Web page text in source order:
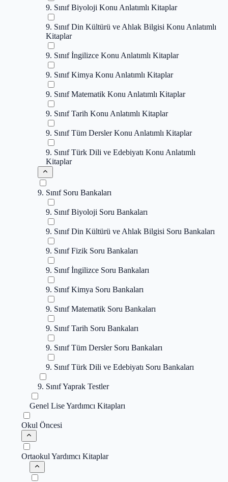
9. Sınıf Biyoloji Konu Anlatımlı Kitaplar
9. Sınıf Din Kültürü ve Ahlak Bilgisi Konu Anlatımlı
Kitaplar
9. Sınıf İngilizce Konu Anlatımlı Kitaplar
9. Sınıf Kimya Konu Anlatımlı Kitaplar
9. Sınıf Matematik Konu Anlatımlı Kitaplar
9. Sınıf Tarih Konu Anlatımlı Kitaplar
9. Sınıf Tüm Dersler Konu Anlatımlı Kitaplar
9. Sınıf Türk Dili ve Edebiyatı Konu Anlatımlı
Kitaplar
9. Sınıf Soru Bankaları
9. Sınıf Biyoloji Soru Bankaları
9. Sınıf Din Kültürü ve Ahlak Bilgisi Soru Bankaları
9. Sınıf Fizik Soru Bankaları
9. Sınıf İngilizce Soru Bankaları
9. Sınıf Kimya Soru Bankaları
9. Sınıf Matematik Soru Bankaları
9. Sınıf Tarih Soru Bankaları
9. Sınıf Tüm Dersler Soru Bankaları
9. Sınıf Türk Dili ve Edebiyatı Soru Bankaları
9. Sınıf Yaprak Testler
Genel Lise Yardımcı Kitapları
Okul Öncesi
Ortaokul Yardımcı Kitaplar